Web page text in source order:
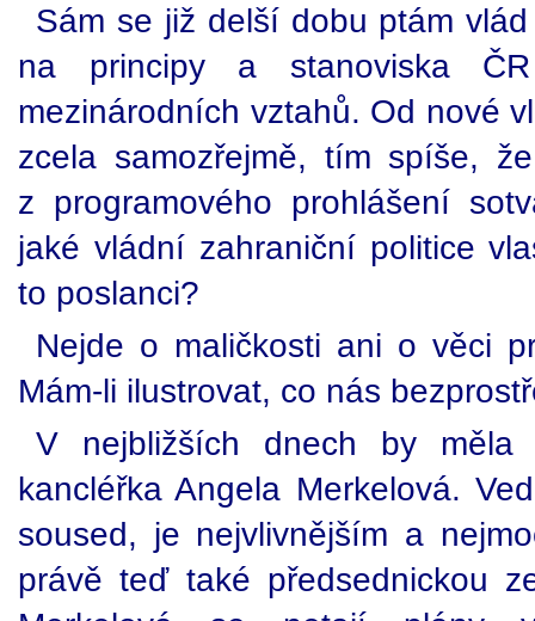
Sám se již delší dobu ptám
na principy a stanoviska
mezinárodních vztahů. Od nové
zcela samozřejmě, tím spíše,
z programového prohlášení
jaké vládní zahraniční politice
to poslanci?
Nejde o maličkosti ani o věci
Mám-li ilustrovat, co nás
V nejbližších dnech by měla
kancléřka Angela Merkelová.
soused, je nejvlivnějším a
právě teď také předsednickou